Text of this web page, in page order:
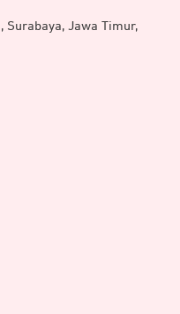
Surabaya, Jawa Timur,